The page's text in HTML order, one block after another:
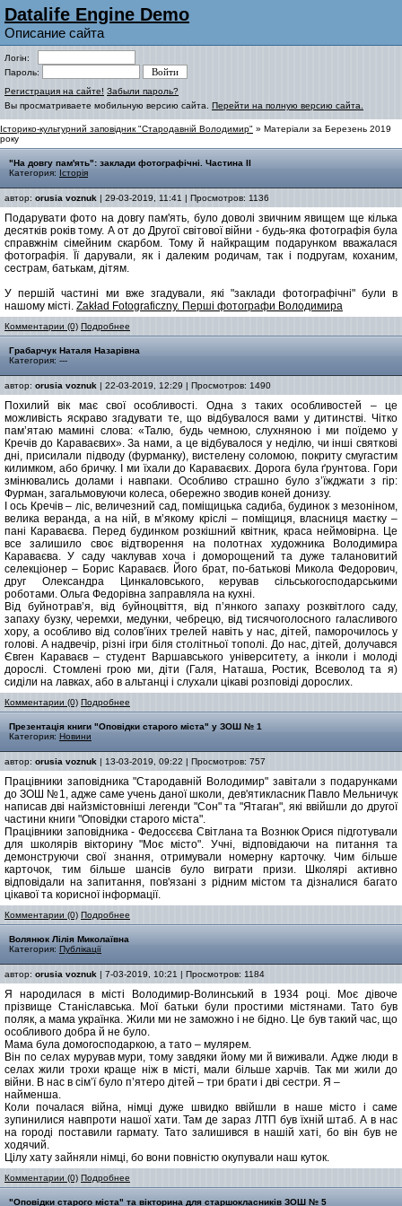
Datalife Engine Demo
Описание сайта
Логін:
Пароль:
Регистрация на сайте! Забыли пароль?
Вы просматриваете мобильную версию сайта. Перейти на полную версию сайта.
Історико-культурний заповідник "Стародавній Володимир" » Матеріали за Березень 2019
року
"На довгу пам'ять": заклади фотографічні. Частина ІІ
Категория: Історія
автор: orusia voznuk | 29-03-2019, 11:41 | Просмотров: 1136
Подарувати фото на довгу пам'ять, було доволі звичним явищем ще кілька
десятків років тому. А от до Другої світової війни - будь-яка фотографія була
справжнім сімейним скарбом. Тому й найкращим подарунком вважалася
фотографія. Її дарували, як і далеким родичам, так і подругам, коханим,
сестрам, батькам, дітям.
У першій частині ми вже згадували, які "заклади фотографічні" були в
нашому місті. Zakład Fotograficzny. Перші фотографи Володимира
Комментарии (0) Подробнее
Грабарчук Наталя Назарівна
Категория: ---
автор: orusia voznuk | 22-03-2019, 12:29 | Просмотров: 1490
Похилий вік має свої особливості. Одна з таких особливостей – це
можливість яскраво згадувати те, що відбувалося вами у дитинстві. Чітко
пам’ятаю мамині слова: «Талю, будь чемною, слухняною і ми поїдемо у
Кречів до Караваєвих». За нами, а це відбувалося у неділю, чи інші святкові
дні, присилали підводу (фурманку), вистелену соломою, покриту смугастим
килимком, або бричку. І ми їхали до Караваєвих. Дорога була ґрунтова. Гори
змінювались долами і навпаки. Особливо страшно було з’їжджати з гір:
Фурман, загальмовуючи колеса, обережно зводив коней донизу.
І ось Кречів – ліс, величезний сад, поміщицька садиба, будинок з мезоніном,
велика веранда, а на ній, в м’якому кріслі – поміщиця, власниця маєтку –
пані Караваєва. Перед будинком розкішний квітник, краса неймовірна. Це
все залишило своє відтворення на полотнах художника Володимира
Караваєва. У саду чаклував хоча і доморощений та дуже талановитий
селекціонер – Борис Караваєв. Його брат, по-батькові Микола Федорович,
друг Олександра Цинкаловського, керував сільськогосподарськими
роботами. Ольга Федорівна заправляла на кухні.
Від буйнотрав’я, від буйноцвіття, від п’янкого запаху розквітлого саду,
запаху бузку, черемхи, медунки, чебрецю, від тисячоголосного галасливого
хору, а особливо від солов’їних трелей навіть у нас, дітей, паморочилось у
голові. А надвечір, різні ігри біля столітньої тополі. До нас, дітей, долучався
Євген Караваєв – студент Варшавського університету, а інколи і молоді
дорослі. Стомлені грою ми, діти (Галя, Наташа, Ростик, Всеволод та я)
сиділи на лавках, або в альтанці і слухали цікаві розповіді дорослих.
Комментарии (0) Подробнее
Презентація книги "Оповідки старого міста" у ЗОШ № 1
Категория: Новини
автор: orusia voznuk | 13-03-2019, 09:22 | Просмотров: 757
Працівники заповідника "Стародавній Володимир" завітали з подарунками
до ЗОШ №1, адже саме учень даної школи, дев'ятикласник Павло Мельничук
написав дві найзмістовніші легенди "Сон" та "Ятаган", які ввійшли до другої
частини книги "Оповідки старого міста".
Працівники заповідника - Федосєєва Світлана та Вознюк Орися підготували
для школярів вікторину "Моє місто". Учні, відповідаючи на питання та
демонструючи свої знання, отримували номерну карточку. Чим більше
карточок, тим більше шансів було виграти призи. Школярі активно
відповідали на запитання, пов'язані з рідним містом та дізналися багато
цікавої та корисної інформації.
Комментарии (0) Подробнее
Волянюк Лілія Миколаївна
Категория: Публікації
автор: orusia voznuk | 7-03-2019, 10:21 | Просмотров: 1184
Я народилася в місті Володимир-Волинський в 1934 році. Моє дівоче
прізвище Станіславська. Мої батьки були простими містянами. Тато був
поляк, а мама українка. Жили ми не заможно і не бідно. Це був такий час, що
особливого добра й не було.
Мама була домогосподаркою, а тато – мулярем.
Він по селах мурував мури, тому завдяки йому ми й виживали. Адже люди в
селах жили трохи краще ніж в місті, мали більше харчів. Так ми жили до
війни. В нас в сім’ї було п’ятеро дітей – три брати і дві сестри. Я –
найменша.
Коли почалася війна, німці дуже швидко ввійшли в наше місто і саме
зупинилися навпроти нашої хати. Там де зараз ЛТП був їхній штаб. А в нас
на городі поставили гармату. Тато залишився в нашій хаті, бо він був не
ходячий.
Цілу хату зайняли німці, бо вони повністю окупували наш куток.
Комментарии (0) Подробнее
"Оповідки старого міста" та вікторина для старшокласників ЗОШ № 5